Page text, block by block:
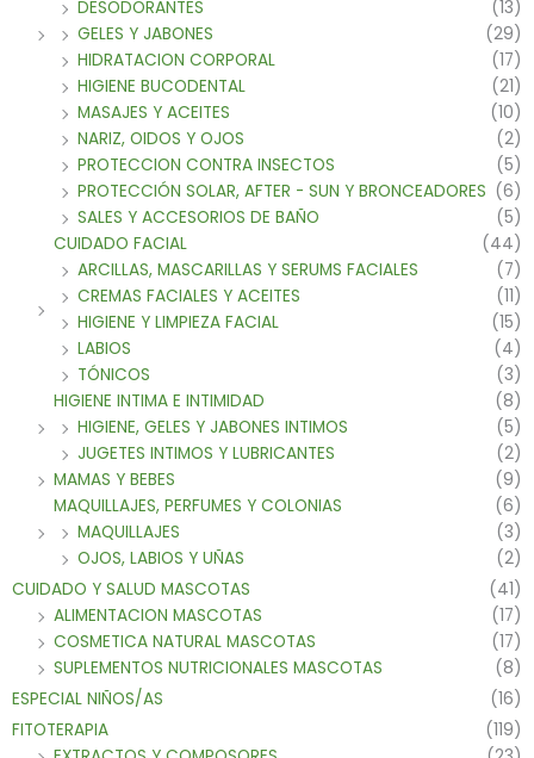
DESODORANTES
(13)
GELES Y JABONES
(29)
HIDRATACION CORPORAL
(17)
HIGIENE BUCODENTAL
(21)
MASAJES Y ACEITES
(10)
NARIZ, OIDOS Y OJOS
(2)
PROTECCION CONTRA INSECTOS
(5)
PROTECCIÓN SOLAR, AFTER - SUN Y BRONCEADORES (6)
SALES Y ACCESORIOS DE BAÑO
(5)
CUIDADO FACIAL
(44)
ARCILLAS, MASCARILLAS Y SERUMS FACIALES
(7)
CREMAS FACIALES Y ACEITES
(11)
HIGIENE Y LIMPIEZA FACIAL
(15)
LABIOS
(4)
TÓNICOS
(3)
HIGIENE INTIMA E INTIMIDAD
(8)
HIGIENE, GELES Y JABONES INTIMOS
(5)
JUGETES INTIMOS Y LUBRICANTES
(2)
MAMAS Y BEBES
(9)
MAQUILLAJES, PERFUMES Y COLONIAS
(6)
MAQUILLAJES
(3)
OJOS, LABIOS Y UÑAS
(2)
CUIDADO Y SALUD MASCOTAS
(41)
ALIMENTACION MASCOTAS
(17)
COSMETICA NATURAL MASCOTAS
(17)
SUPLEMENTOS NUTRICIONALES MASCOTAS
(8)
ESPECIAL NIÑOS/AS
(16)
FITOTERAPIA
(119)